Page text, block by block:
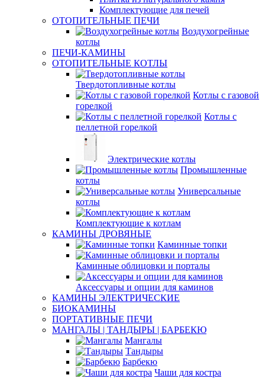
Комплектующие для печей
ОТОПИТЕЛЬНЫЕ ПЕЧИ
Воздухогрейные
котлы
ПЕЧИ-КАМИНЫ
ОТОПИТЕЛЬНЫЕ КОТЛЫ
Твердотопливные котлы
Котлы с газовой
горелкой
Котлы с
пеллетной горелкой
Электрические котлы
Промышленные
котлы
Универсальные
котлы
Комплектующие к котлам
КАМИНЫ ДРОВЯНЫЕ
Каминные топки
Каминные облицовки и порталы
Аксессуары и опции для каминов
КАМИНЫ ЭЛЕКТРИЧЕСКИЕ
БИОКАМИНЫ
ПОРТАТИВНЫЕ ПЕЧИ
МАНГАЛЫ | ТАНДЫРЫ | БАРБЕКЮ
Мангалы
Тандыры
Барбекю
Чаши для костра